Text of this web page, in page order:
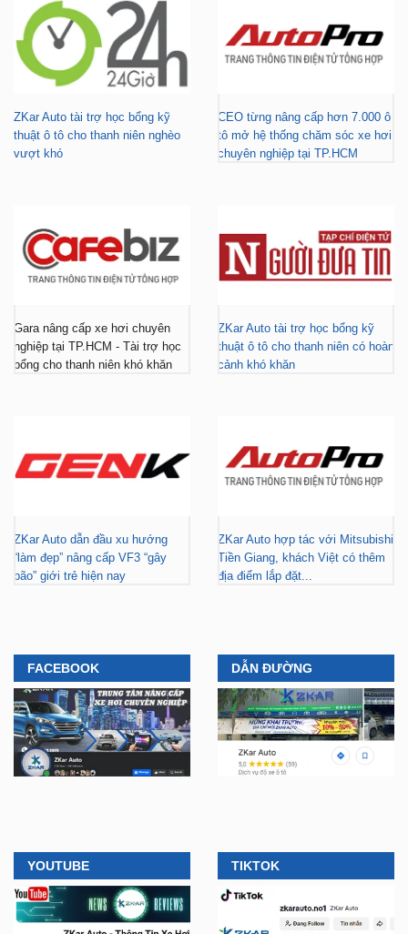
ZKar Auto tài trợ học bổng kỹ
thuật ô tô cho thanh niên nghèo
vượt khó
CEO từng nâng cấp hơn 7.000 ô
tô mở hệ thống chăm sóc xe hơi
chuyên nghiệp tại TP.HCM
Gara nâng cấp xe hơi chuyên
nghiệp tại TP.HCM - Tài trợ học
bổng cho thanh niên khó khăn
ZKar Auto tài trợ học bổng kỹ
thuật ô tô cho thanh niên có hoàn
cảnh khó khăn
ZKar Auto dẫn đầu xu hướng
“làm đẹp” nâng cấp VF3 “gây
bão” giới trẻ hiện nay
ZKar Auto hợp tác với Mitsubishi
Tiền Giang, khách Việt có thêm
địa điểm lắp đặt...
FACEBOOK DẪN ĐƯỜNG
YOUTUBE TIKTOK